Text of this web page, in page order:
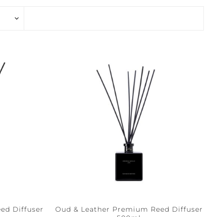
ASSURANCE +
Diffuser
Oud & Leather Premium Reed Diffuser